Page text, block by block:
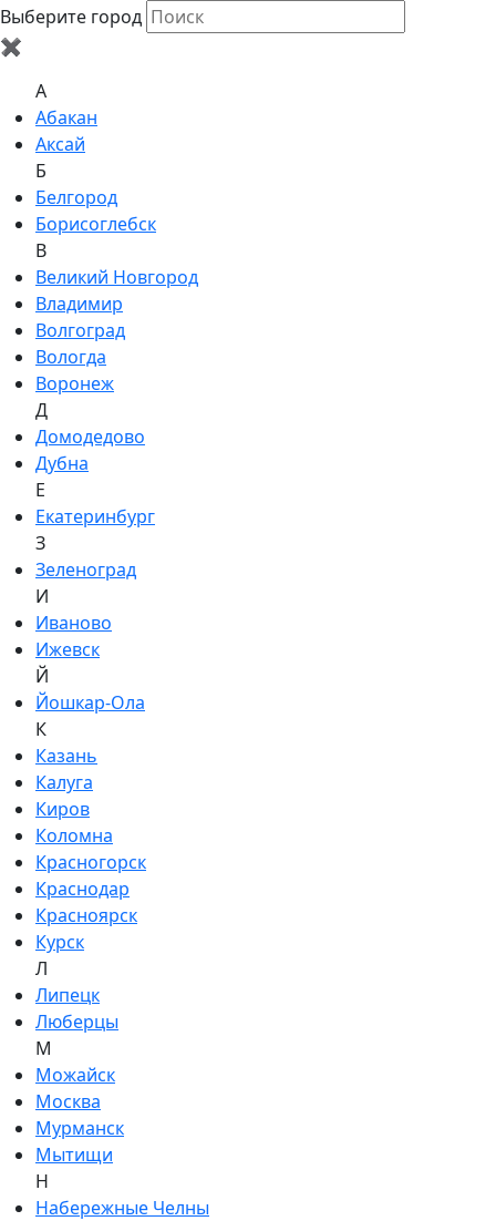
Выберите город
✖
A
Абакан
Аксай
Б
Белгород
Борисоглебск
В
Великий Новгород
Владимир
Волгоград
Вологда
Воронеж
Д
Домодедово
Дубна
Е
Екатеринбург
З
Зеленоград
И
Иваново
Ижевск
Й
Йошкар-Ола
К
Казань
Калуга
Киров
Коломна
Красногорск
Краснодар
Красноярск
Курск
Л
Липецк
Люберцы
М
Можайск
Москва
Мурманск
Мытищи
Н
Набережные Челны